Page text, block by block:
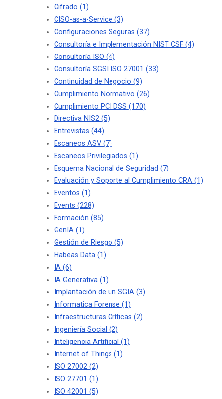
Cifrado (1)
CISO-as-a-Service (3)
Configuraciones Seguras (37)
Consultoría e Implementación NIST CSF (4)
Consultoría ISO (4)
Consultoría SGSI ISO 27001 (33)
Continuidad de Negocio (9)
Cumplimiento Normativo (26)
Cumplimiento PCI DSS (170)
Directiva NIS2 (5)
Entrevistas (44)
Escaneos ASV (7)
Escaneos Privilegiados (1)
Esquema Nacional de Seguridad (7)
Evaluación y Soporte al Cumplimiento CRA (1)
Eventos (1)
Events (228)
Formación (85)
GenIA (1)
Gestión de Riesgo (5)
Habeas Data (1)
IA (6)
IA Generativa (1)
Implantación de un SGIA (3)
Informatica Forense (1)
Infraestructuras Críticas (2)
Ingeniería Social (2)
Inteligencia Artificial (1)
Internet of Things (1)
ISO 27002 (2)
ISO 27701 (1)
ISO 42001 (5)